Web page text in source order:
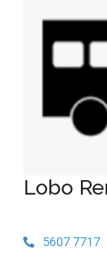
Lobo
5607 7717